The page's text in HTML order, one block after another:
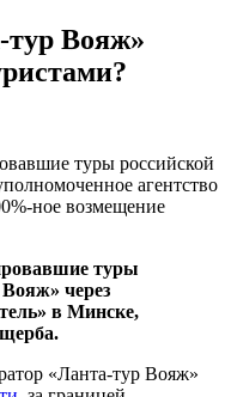
тур Вояж»
туры российской
агентство
ное возмещение
туры
через
в Минске,
«Ланта-тур Вояж»